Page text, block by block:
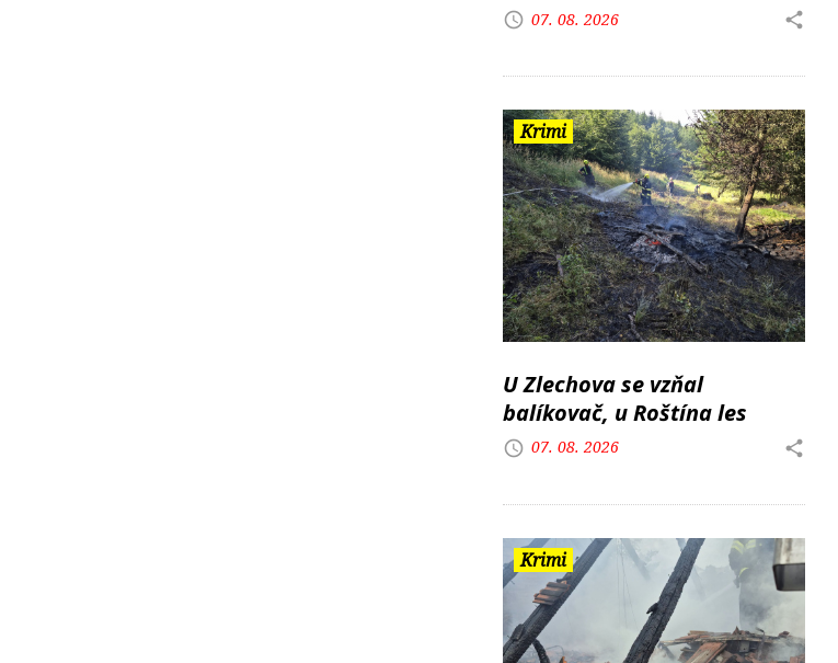
07. 08. 2026
Krimi
U Zlechova se vzňal
balíkovač, u Roštína les
07. 08. 2026
Krimi